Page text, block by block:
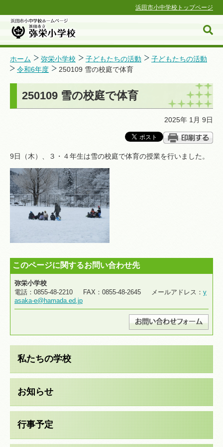
浜田市小中学校トップページ
浜田市小中学校ホームページ
ホーム 弥栄小学校 子どもたちの活動
子どもたちの活動
令和6年度
250109 雪の校庭で体育
250109 雪の校庭で体育
2025年 1月 9日
9日（木）、３・４年生は雪の校庭で体育の授業を行いました。
このページに関するお問い合わせ先
弥栄小学校
電話：0855-48-2210 FAX：0855-48-2645 メールアドレス： y
asaka-e@hamada.ed.jp
私たちの学校
お知らせ
行事予定